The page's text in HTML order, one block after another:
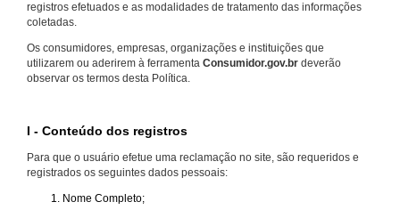
registros efetuados e as modalidades de tratamento das informações
coletadas.
Os consumidores, empresas, organizações e instituições que
utilizarem ou aderirem à ferramenta Consumidor.gov.br deverão
observar os termos desta Política.
I - Conteúdo dos registros
Para que o usuário efetue uma reclamação no site, são requeridos e
registrados os seguintes dados pessoais:
Nome Completo;